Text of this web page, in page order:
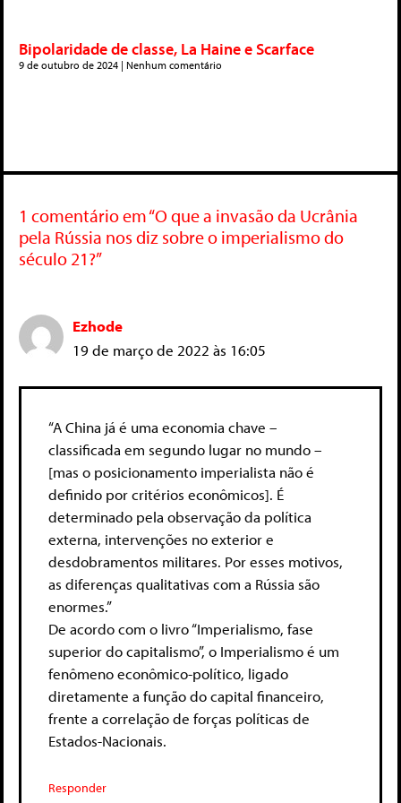
Bipolaridade de classe, La Haine e Scarface
9 de outubro de 2024 Nenhum comentário
1 comentário em “O que a invasão da Ucrânia
pela Rússia nos diz sobre o imperialismo do
século 21?”
Ezhode
19 de março de 2022 às 16:05
“A China já é uma economia chave –
classificada em segundo lugar no mundo –
[mas o posicionamento imperialista não é
definido por critérios econômicos]. É
determinado pela observação da política
externa, intervenções no exterior e
desdobramentos militares. Por esses motivos,
as diferenças qualitativas com a Rússia são
enormes.”
De acordo com o livro “Imperialismo, fase
superior do capitalismo”, o Imperialismo é um
fenômeno econômico-político, ligado
diretamente a função do capital financeiro,
frente a correlação de forças políticas de
Estados-Nacionais.
Responder